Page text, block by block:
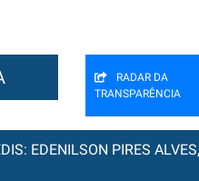
RADAR DA
TRANSPARÊNCIA
EDENILSON PIRES